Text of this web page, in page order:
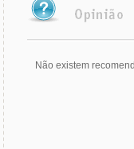
Não existem